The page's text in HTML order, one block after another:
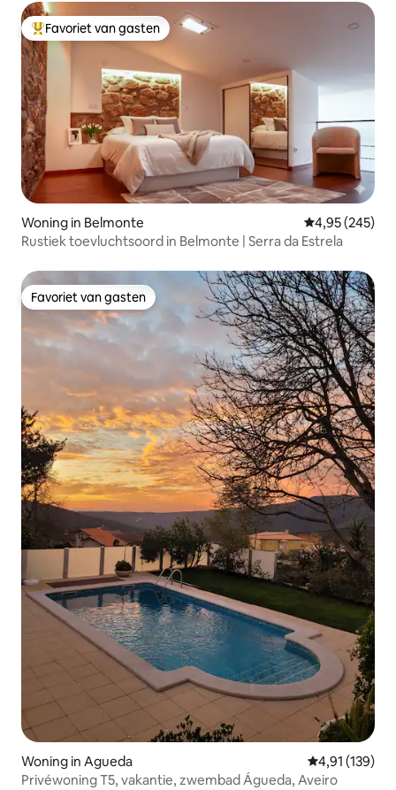
Topfavoriet van gasten
Favoriet van gasten
Woning in Belmonte Gemiddelde
4,95 (245)
Rustiek toevluchtsoord in Belmonte | Serra da Estrela
Favoriet van gasten
Favoriet van gasten
Woning in Agueda Gemiddelde
4,91 (139)
Privéwoning T5, vakantie, zwembad Águeda, Aveiro